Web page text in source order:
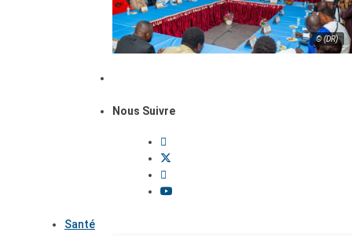
© (DR)
Nous Suivre
Santé